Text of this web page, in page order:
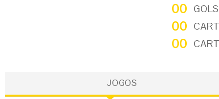
00
00
00
JOGOS